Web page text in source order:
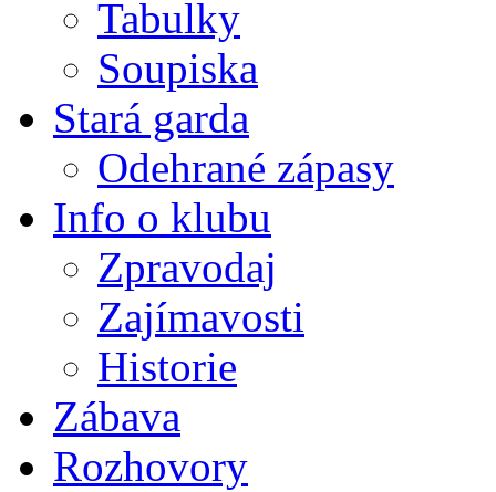
Tabulky
Soupiska
Stará garda
Odehrané zápasy
Info o klubu
Zpravodaj
Zajímavosti
Historie
Zábava
Rozhovory